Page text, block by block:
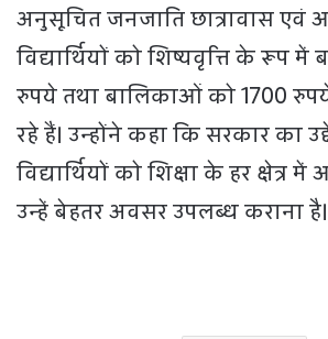
अनुसूचित जनजाति छात्रावास एवं
विद्यार्थियों को शिष्यवृत्ति के रूप
रुपये तथा बालिकाओं को 1700 रुपये
रहे हैं। उन्होंने कहा कि सरकार का
विद्यार्थियों को शिक्षा के हर क्षेत्र
उन्हें बेहतर अवसर उपलब्ध कराना है।